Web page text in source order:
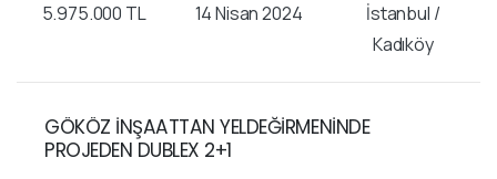
5.975.000 TL 14 Nisan 2024
İstanbul /
Kadıköy
GÖKÖZ İNŞAATTAN YELDEĞİRMENİNDE
PROJEDEN DUBLEX 2+1